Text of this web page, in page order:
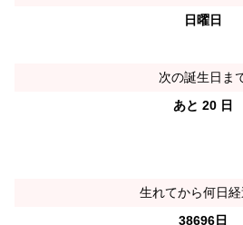
日曜日
次の誕生日ま
あと 20 日
生れてから何日経
38696日